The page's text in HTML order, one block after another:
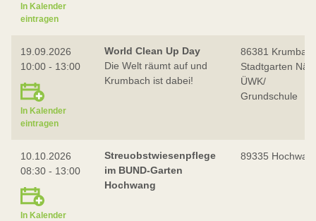
In Kalender
eintragen
19.09.2026
10:00 - 13:00
In Kalender
eintragen
World Clean Up Day
Die Welt räumt auf und
Krumbach ist dabei!
86381
Stadtgarten
ÜWK/
Grundschule
10.10.2026
08:30 - 13:00
In Kalender
Streuobstwiesenpflege
im BUND-Garten
Hochwang
89335